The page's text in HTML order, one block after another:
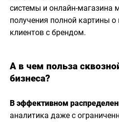
системы и онлайн-магазина
получения полной картины о
клиентов с брендом.
А в чем польза
бизнеса?
В эффективном
аналитика даже с